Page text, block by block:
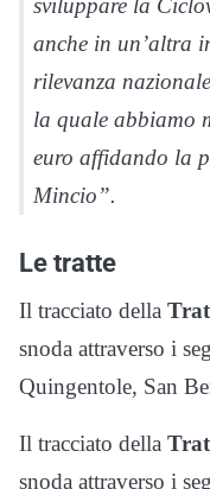
sviluppare la
anche in un’altra
rilevanza
la quale abbiamo
euro affidando la
Mincio”.
Le tratte
Il tracciato della
snoda attraverso i
Quingentole, San
Il tracciato della
snoda attraverso i